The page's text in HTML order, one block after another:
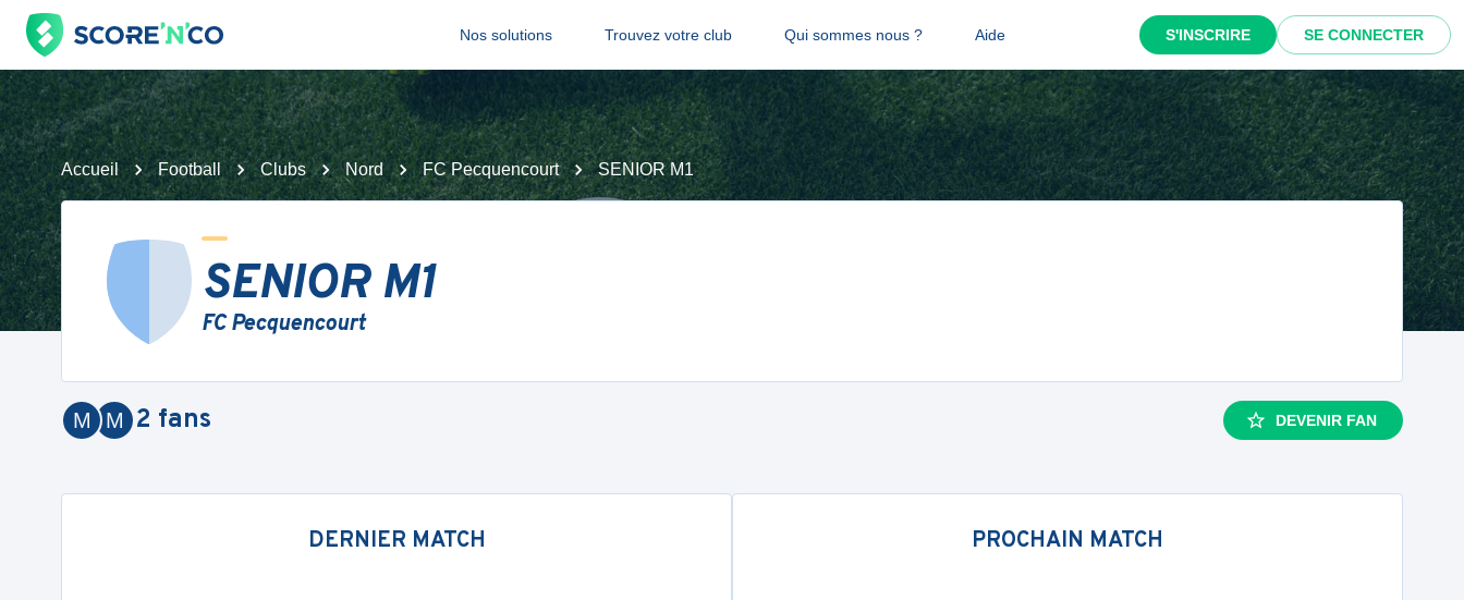
Nos solutions Trouvez votre club Qui sommes nous ? Aide S'INSCRIRE SE CONNECTER
Accueil Football Clubs Nord FC Pecquencourt SENIOR M1
SENIOR M1
FC Pecquencourt
M
M 2 fans DEVENIR FAN
DERNIER MATCH PROCHAIN MATCH